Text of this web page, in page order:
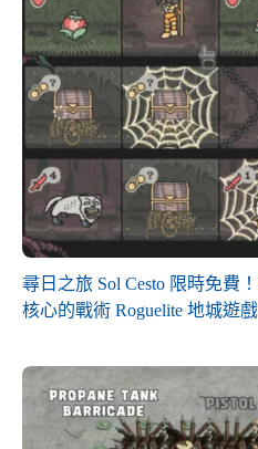
尋日之旅 Sol Cesto 限時免費
核心的戰術 Roguelite 地城遊戲